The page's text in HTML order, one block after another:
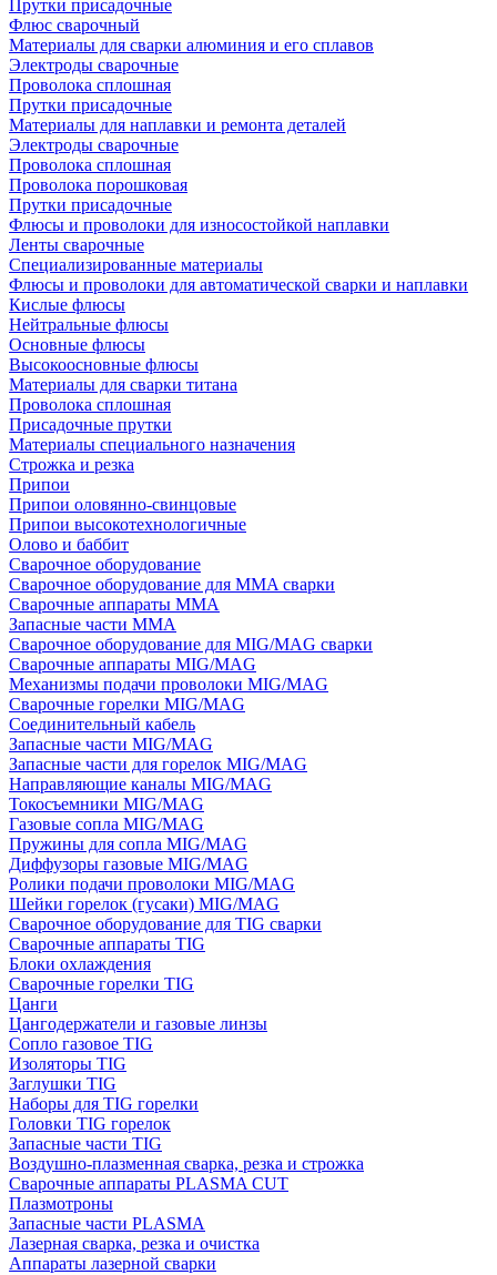
Прутки присадочные
Флюс сварочный
Материалы для сварки алюминия и его сплавов
Электроды сварочные
Проволока сплошная
Прутки присадочные
Материалы для наплавки и ремонта деталей
Электроды сварочные
Проволока сплошная
Проволока порошковая
Прутки присадочные
Флюсы и проволоки для износостойкой наплавки
Ленты сварочные
Специализированные материалы
Флюсы и проволоки для автоматической сварки и наплавки
Кислые флюсы
Нейтральные флюсы
Основные флюсы
Высокоосновные флюсы
Материалы для сварки титана
Проволока сплошная
Присадочные прутки
Материалы специального назначения
Строжка и резка
Припои
Припои оловянно-свинцовые
Припои высокотехнологичные
Олово и баббит
Сварочное оборудование
Сварочное оборудование для MMA сварки
Сварочные аппараты MMA
Запасные части MMA
Сварочное оборудование для MIG/MAG сварки
Сварочные аппараты MIG/MAG
Механизмы подачи проволоки MIG/MAG
Сварочные горелки MIG/MAG
Соединительный кабель
Запасные части MIG/MAG
Запасные части для горелок MIG/MAG
Направляющие каналы MIG/MAG
Токосъемники MIG/MAG
Газовые сопла MIG/MAG
Пружины для сопла MIG/MAG
Диффузоры газовые MIG/MAG
Ролики подачи проволоки MIG/MAG
Шейки горелок (гусаки) MIG/MAG
Сварочное оборудование для TIG сварки
Сварочные аппараты TIG
Блоки охлаждения
Сварочные горелки TIG
Цанги
Цангодержатели и газовые линзы
Сопло газовое TIG
Изоляторы TIG
Заглушки TIG
Наборы для TIG горелки
Головки TIG горелок
Запасные части TIG
Воздушно-плазменная сварка, резка и строжка
Сварочные аппараты PLASMA CUT
Плазмотроны
Запасные части PLASMA
Лазерная сварка, резка и очистка
Аппараты лазерной сварки